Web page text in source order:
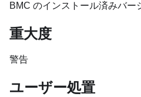
BMC のインストール済みバー
重大度
警告
ユーザー処置